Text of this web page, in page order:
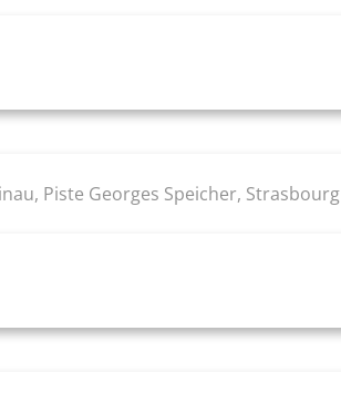
Piste Georges Speicher, Strasbourg